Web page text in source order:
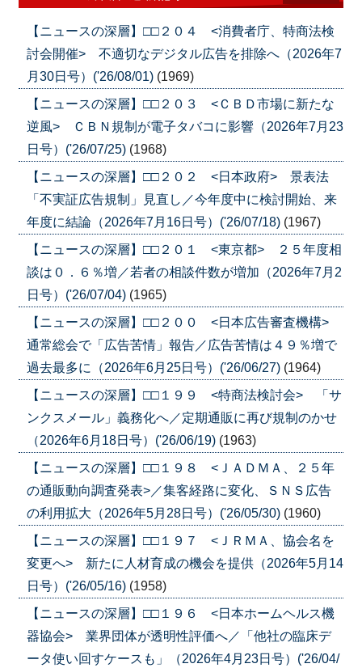
【ニュースの深層】□□２０４ <消費者庁、特商法検
討会開催> 不適切なデジタル広告を排除へ（2026年7
月30日号）('26/08/01) (1969)
【ニュースの深層】□□２０３ <ＣＢＤ市場に新たな
逆風> ＣＢＮ規制が電子タバコに影響（2026年7月23
日号）('26/07/25) (1968)
【ニュースの深層】□□２０２ <日本政府> 景表法
「不実証広告規制」見直し／今年度中に検討開始、来
年度に結論（2026年7月16日号）('26/07/18) (1967)
【ニュースの深層】□□２０１ <東京都> ２５年度相
談は０．６％増／若者の相談件数が増加（2026年7月2
日号）('26/07/04) (1965)
【ニュースの深層】□□２００ <日本広告審査機構>
通常総会で「広告苦情」報告／広告苦情は４９％増で
過去最多に（2026年6月25日号）('26/06/27) (1964)
【ニュースの深層】□□１９９ <特商法検討会> 「サ
ンクスメール」義務化へ／定期通販に再び規制のかせ
（2026年6月18日号）('26/06/19) (1963)
【ニュースの深層】□□１９８ <ＪＡＤＭＡ、２５年
の通販動向調査発表>／集客経路に変化、ＳＮＳ広告
の利用拡大（2026年5月28日号）('26/05/30) (1960)
【ニュースの深層】□□１９７ <ＪＲＭＡ、協会名を
変更へ> 新たに人材育成の機会を提供（2026年5月14
日号）('26/05/16) (1958)
【ニュースの深層】□□１９６ <日本ホームヘルス機
器協会> 業界団体が透明性評価へ／「他社の臨床デ
ータ使い回すケースも」（2026年4月23日号）('26/04/